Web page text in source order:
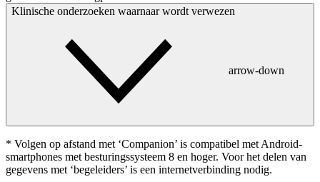
Klinische onderzoeken waarnaar wordt verwezen
arrow-down
* Volgen op afstand met ‘Companion’ is compatibel met Android-
smartphones met besturingssysteem 8 en hoger. Voor het delen van
gegevens met ‘begeleiders’ is een internetverbinding nodig.